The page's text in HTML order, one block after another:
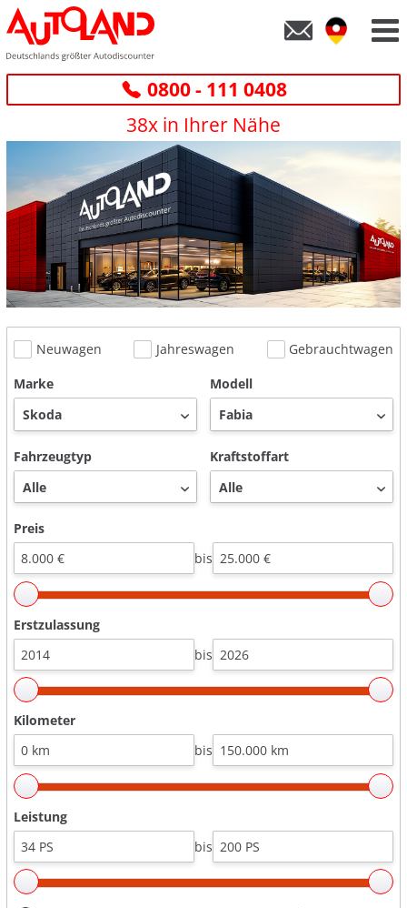
0800 - 111 0408
38x in Ihrer Nähe
Neuwagen Jahreswagen
Gebrauchtwagen
Marke
Modell
Fahrzeugtyp Kraftstoffart
Preis
bis
Erstzulassung
bis
Kilometer
bis
Leistung
bis